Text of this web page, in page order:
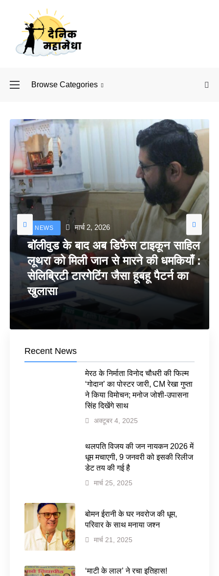
Browse Categories
NEWS मार्च 2, 2026
बॉलीवुड के बाद अब डिफेंस टाइकून साहिल
लूथरा को मिली जान से मारने की धमकियाँ :
सेलिब्रिटी टारगेटिंग जैसा हूबहू पैटर्न का
खुलासा
Recent News
मेरठ के निर्माता विनोद चौधरी की फिल्म
‘गोदान’ का पोस्टर जारी, CM रेखा गुप्ता
ने किया विमोचन; मनोज जोशी-उपासना
सिंह दिखेंगे साथ
अक्टूबर 4, 2025
थलपति विजय की जन नायकन 2026 में
धूम मचाएगी, 9 जनवरी को इसकी रिलीज
डेट तय की गई है
मार्च 25, 2025
बोमन ईरानी के घर नवरोज की धूम,
परिवार के साथ मनाया जश्न
मार्च 21, 2025
‘माटी के लाल’ ने रचा इतिहास!